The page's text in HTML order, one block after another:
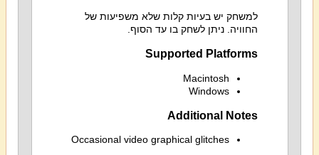
למשחק יש בעיות קלות שלא משפיעות של
החוויה. ניתן לשחק בו עד הסוף.
Supported Platforms
Macintosh
Windows
Additional Notes
Occasional video graphical glitches